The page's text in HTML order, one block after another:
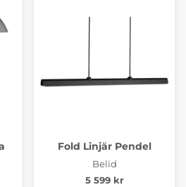
Fold Linjär Pendel
Belid
5 599 kr